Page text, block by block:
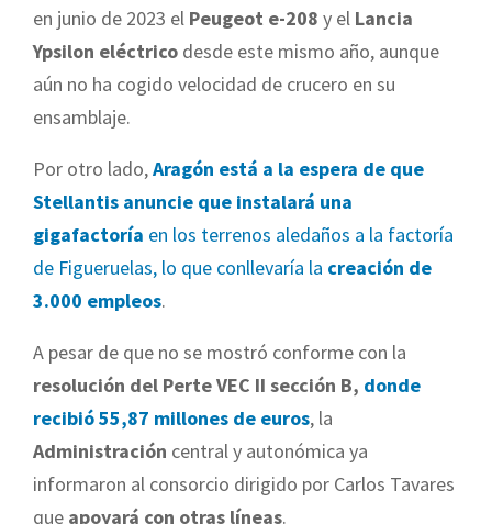
en junio de 2023 el Peugeot e-208 y el Lancia
Ypsilon eléctrico desde este mismo año, aunque
aún no ha cogido velocidad de crucero en su
ensamblaje.
Por otro lado,Aragón está a la espera de que
Stellantis anuncie que instalará una
gigafactoría en los terrenos aledaños a la factoría
de Figueruelas, lo que conllevaría la creación de
3.000 empleos.
A pesar de que no se mostró conforme con la
resolución del Perte VEC II sección B, donde
recibió 55,87 millones de euros, la
Administración central y autonómica ya
informaron al consorcio dirigido por Carlos Tavares
que apoyará con otras líneas.